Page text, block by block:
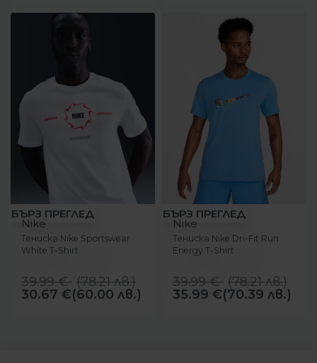
-23%
БЪРЗ ПРЕГЛЕД
Nike
Тениска Nike Sportswear
White T-Shirt
39.99€ (78.21лв.)
30.67 €(60.00 лв.)
-10%
БЪРЗ ПРЕГЛЕД
Nike
Тениска Nike Dri-Fit Run
Energy T-Shirt
39.99€ (78.21лв.)
35.99 €(70.39 лв.)